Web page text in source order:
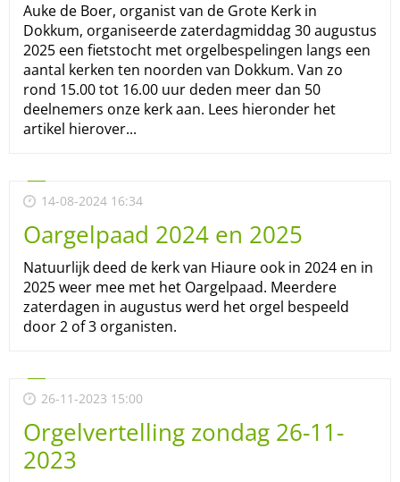
Auke de Boer, organist van de Grote Kerk in
Dokkum, organiseerde zaterdagmiddag 30 augustus
2025 een fietstocht met orgelbespelingen langs een
aantal kerken ten noorden van Dokkum. Van zo
rond 15.00 tot 16.00 uur deden meer dan 50
deelnemers onze kerk aan. Lees hieronder het
artikel hierover...
14-08-2024 16:34
Oargelpaad 2024 en 2025
Natuurlijk deed de kerk van Hiaure ook in 2024 en in
2025 weer mee met het Oargelpaad. Meerdere
zaterdagen in augustus werd het orgel bespeeld
door 2 of 3 organisten.
26-11-2023 15:00
Orgelvertelling zondag 26-11-
2023